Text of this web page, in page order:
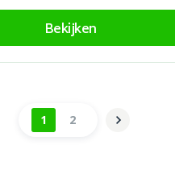
Bekijken
1 2